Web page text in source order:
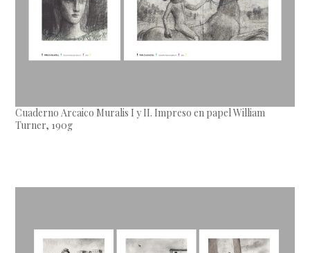
Cuaderno Arcaico Muralis I y II. Impreso en papel William
Turner, 190g